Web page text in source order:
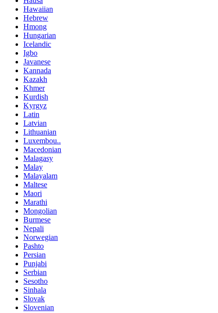
Hawaiian
Hebrew
Hmong
Hungarian
Icelandic
Igbo
Javanese
Kannada
Kazakh
Khmer
Kurdish
Kyrgyz
Latin
Latvian
Lithuanian
Luxembou..
Macedonian
Malagasy
Malay
Malayalam
Maltese
Maori
Marathi
Mongolian
Burmese
Nepali
Norwegian
Pashto
Persian
Punjabi
Serbian
Sesotho
Sinhala
Slovak
Slovenian